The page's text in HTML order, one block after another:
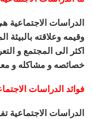
الدراسات الاجتماعية
وقيمه وعلاقته بالبيئة
اكثر الى المجتمع و
خصائصه و مشاكله و
فوائد الدراسات
الدراسات الاجتماعية